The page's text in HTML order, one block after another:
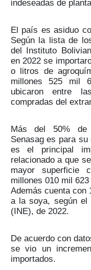
indeseadas de
El país es asiduo
Según la lista de
del Instituto
en 2022 se
o litros de
millones 525 mil
ubicaron entre
compradas del
Más del 50% de
Senasag es para
es el principal
relacionado a que
mayor superficie
millones 010 mil
Además cuenta con
a la soya, según el
(INE), de 2022.
De acuerdo con
se vio un
importados.